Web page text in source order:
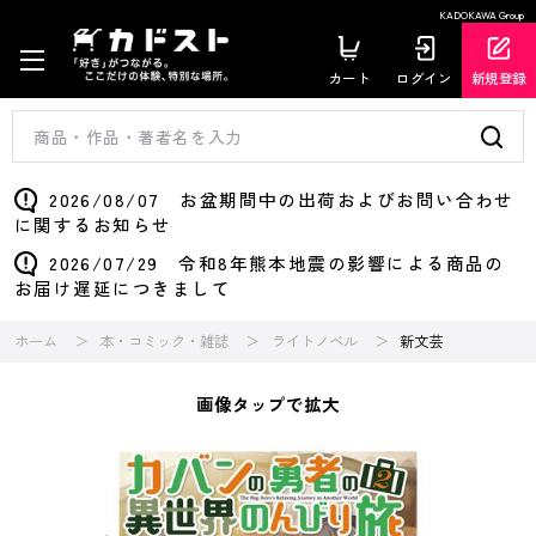
KADOKAWA Group
カート ログイン 新規登録
2026/08/07 お盆期間中の出荷およびお問い合わせ
に関するお知らせ
2026/07/29 令和8年熊本地震の影響による商品の
お届け遅延につきまして
ホーム 本・コミック・雑誌 ライトノベル 新文芸
画像タップで拡大